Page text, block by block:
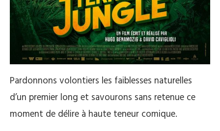
Pardonnons volontiers les faiblesses naturelles
d’un premier long et savourons sans retenue ce
moment de délire à haute teneur comique.